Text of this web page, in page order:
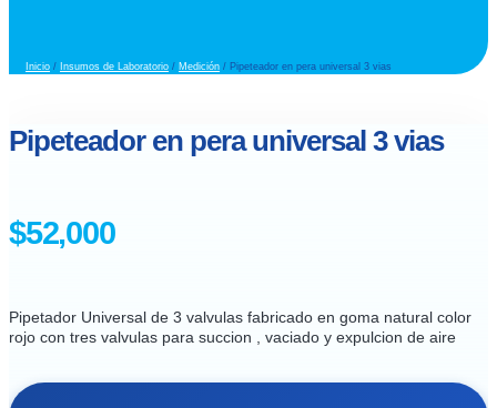
Inicio / Insumos de Laboratorio / Medición / Pipeteador en pera universal 3 vias
Pipeteador en pera universal 3 vias
$52,000
Pipetador Universal de 3 valvulas fabricado en goma natural color
rojo con tres valvulas para succion , vaciado y expulcion de aire